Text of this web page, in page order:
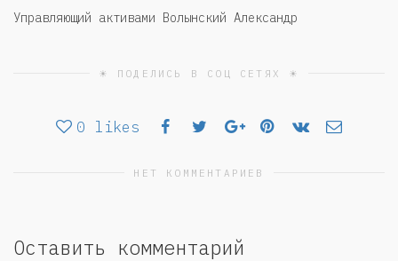
Управляющий активами Волынский Александр
☀ ПОДЕЛИСЬ В СОЦ СЕТЯХ ☀
0 likes
НЕТ КОММЕНТАРИЕВ
Оставить комментарий